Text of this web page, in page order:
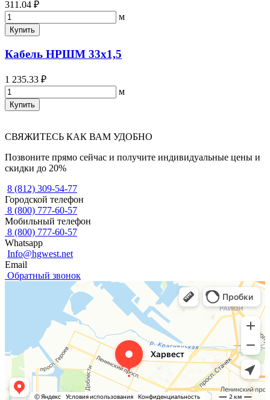
311.04 ₽
м
Купить
Кабель НРШМ 33х1,5
1 235.33 ₽
м
Купить
СВЯЖИТЕСЬ КАК ВАМ УДОБНО
Позвоните прямо сейчас и получите индивидуальные цены и
скидки до 20%
8 (812) 309-54-77
Городской телефон
8 (800) 777-60-57
Мобильный телефон
8 (800) 777-60-57
Whatsapp
Info@hgwest.net
Email
Обратный звонок